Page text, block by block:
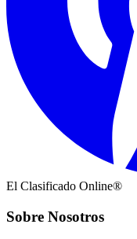
El Clasificado Online®
Sobre Nosotros